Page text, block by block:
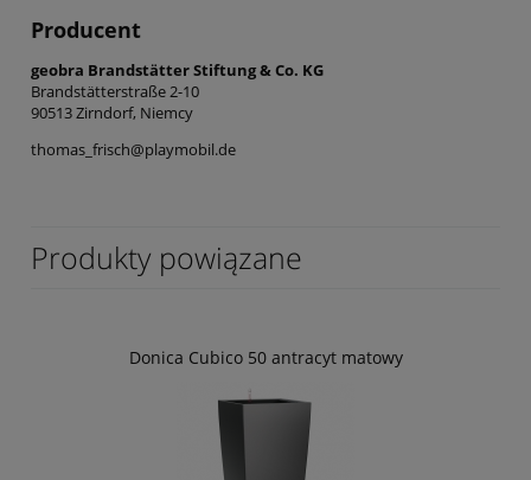
Producent
geobra Brandstätter Stiftung & Co. KG
Brandstätterstraße 2-10
90513 Zirndorf, Niemcy
thomas_frisch@playmobil.de
Produkty powiązane
Donica Cubico 50 antracyt matowy